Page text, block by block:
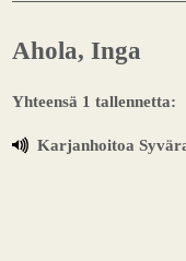
Ahola, Inga
Yhteensä 1 tallennetta:
Karjanhoitoa